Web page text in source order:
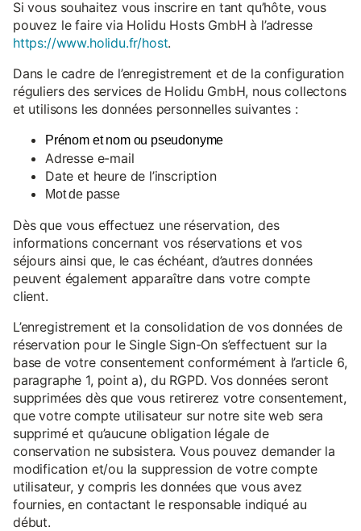
Si vous souhaitez vous inscrire en tant qu’hôte, vous
pouvez le faire via Holidu Hosts GmbH à l’adresse
https://www.holidu.fr/host.
Dans le cadre de l’enregistrement et de la configuration
réguliers des services de Holidu GmbH, nous collectons
et utilisons les données personnelles suivantes :
Prénom et nom ou pseudonyme
Adresse e-mail
Date et heure de l’inscription
Mot de passe
Dès que vous effectuez une réservation, des
informations concernant vos réservations et vos
séjours ainsi que, le cas échéant, d’autres données
peuvent également apparaître dans votre compte
client.
L’enregistrement et la consolidation de vos données de
réservation pour le Single Sign-On s’effectuent sur la
base de votre consentement conformément à l’article 6,
paragraphe 1, point a), du RGPD. Vos données seront
supprimées dès que vous retirerez votre consentement,
que votre compte utilisateur sur notre site web sera
supprimé et qu’aucune obligation légale de
conservation ne subsistera. Vous pouvez demander la
modification et/ou la suppression de votre compte
utilisateur, y compris les données que vous avez
fournies, en contactant le responsable indiqué au
début.